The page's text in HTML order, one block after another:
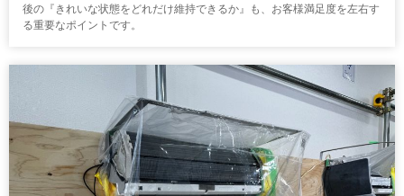
後の『きれいな状態をどれだけ維持できるか』も、お客様満足度を左右す
る重要なポイントです。